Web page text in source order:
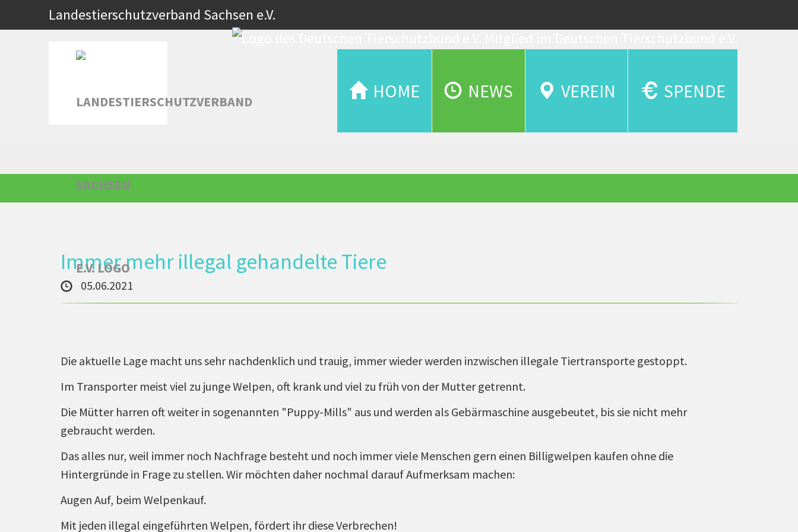
Landestierschutzverband Sachsen e.V.
HOME NEWS VEREIN SPENDE
Immer mehr illegal gehandelte Tiere
05.06.2021
Die aktuelle Lage macht uns sehr nachdenklich und trauig, immer wieder werden inzwischen illegale Tiertransporte gestoppt.
Im Transporter meist viel zu junge Welpen, oft krank und viel zu früh von der Mutter getrennt.
Die Mütter harren oft weiter in sogenannten "Puppy-Mills" aus und werden als Gebärmaschine ausgebeutet, bis sie nicht mehr
gebraucht werden.
Das alles nur, weil immer noch Nachfrage besteht und noch immer viele Menschen gern einen Billigwelpen kaufen ohne die
Hintergründe in Frage zu stellen. Wir möchten daher nochmal darauf Aufmerksam machen:
Augen Auf, beim Welpenkauf.
Mit jeden illegal eingeführten Welpen, fördert ihr diese Verbrechen!